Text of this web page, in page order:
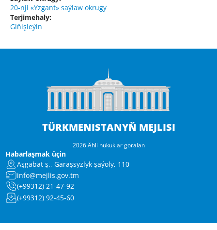
20-nji «Yzgant» saýlaw okrugy
Terjimehaly:
Giňişleýin
TÜRKMENISTANYŇ MEJLISI
2026 Ähli hukuklar goralan
Habarlaşmak üçin
Aşgabat ş., Garaşsyzlyk şaýoly, 110
info@mejlis.gov.tm
(+99312) 21-47-92
(+99312) 92-45-60